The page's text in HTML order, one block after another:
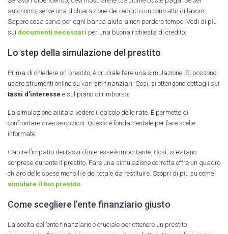
autonomo, serve una dichiarazione dei redditi o un contratto di lavoro.
Sapere cosa serve per ogni banca aiuta a non perdere tempo. Vedi di più
sui documenti necessari per una buona richiesta di credito.
Lo step della simulazione del prestito
Prima di chiedere un prestito, è cruciale fare una simulazione. Si possono
usare strumenti online su vari siti finanziari. Così, si ottengono dettagli sui
tassi d’interesse e sul piano di rimborso.
La simulazione aiuta a vedere il calcolo delle rate. E permette di
confrontare diverse opzioni. Questo è fondamentale per fare scelte
informate.
Capire l’impatto dei tassi d’interesse è importante. Così, si evitano
sorprese durante il prestito. Fare una simulazione corretta offre un quadro
chiaro delle spese mensili e del totale da restituire. Scopri di più su come
simulare il tuo prestito
Come scegliere l’ente finanziario giusto
La scelta dell’ente finanziario è cruciale per ottenere un prestito